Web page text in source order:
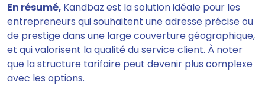
En résumé, Kandbaz est la solution idéale pour les
entrepreneurs qui souhaitent une adresse précise ou
de prestige dans une large couverture géographique,
et qui valorisent la qualité du service client. À noter
que la structure tarifaire peut devenir plus complexe
avec les options.